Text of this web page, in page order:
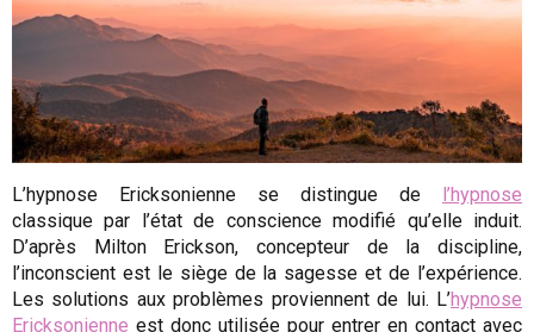
L’hypnose Ericksonienne se distingue de l’hypnose
classique par l’état de conscience modifié qu’elle induit.
D’après Milton Erickson, concepteur de la discipline,
l’inconscient est le siège de la sagesse et de l’expérience.
Les solutions aux problèmes proviennent de lui. L’hypnose
Ericksonienne est donc utilisée pour entrer en contact avec